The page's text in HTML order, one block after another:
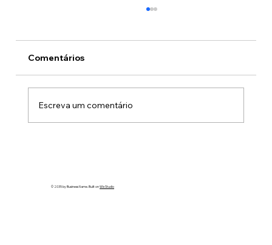
Comentários
Escreva um comentário
© 2035 by Business Name. Built onWix Studio